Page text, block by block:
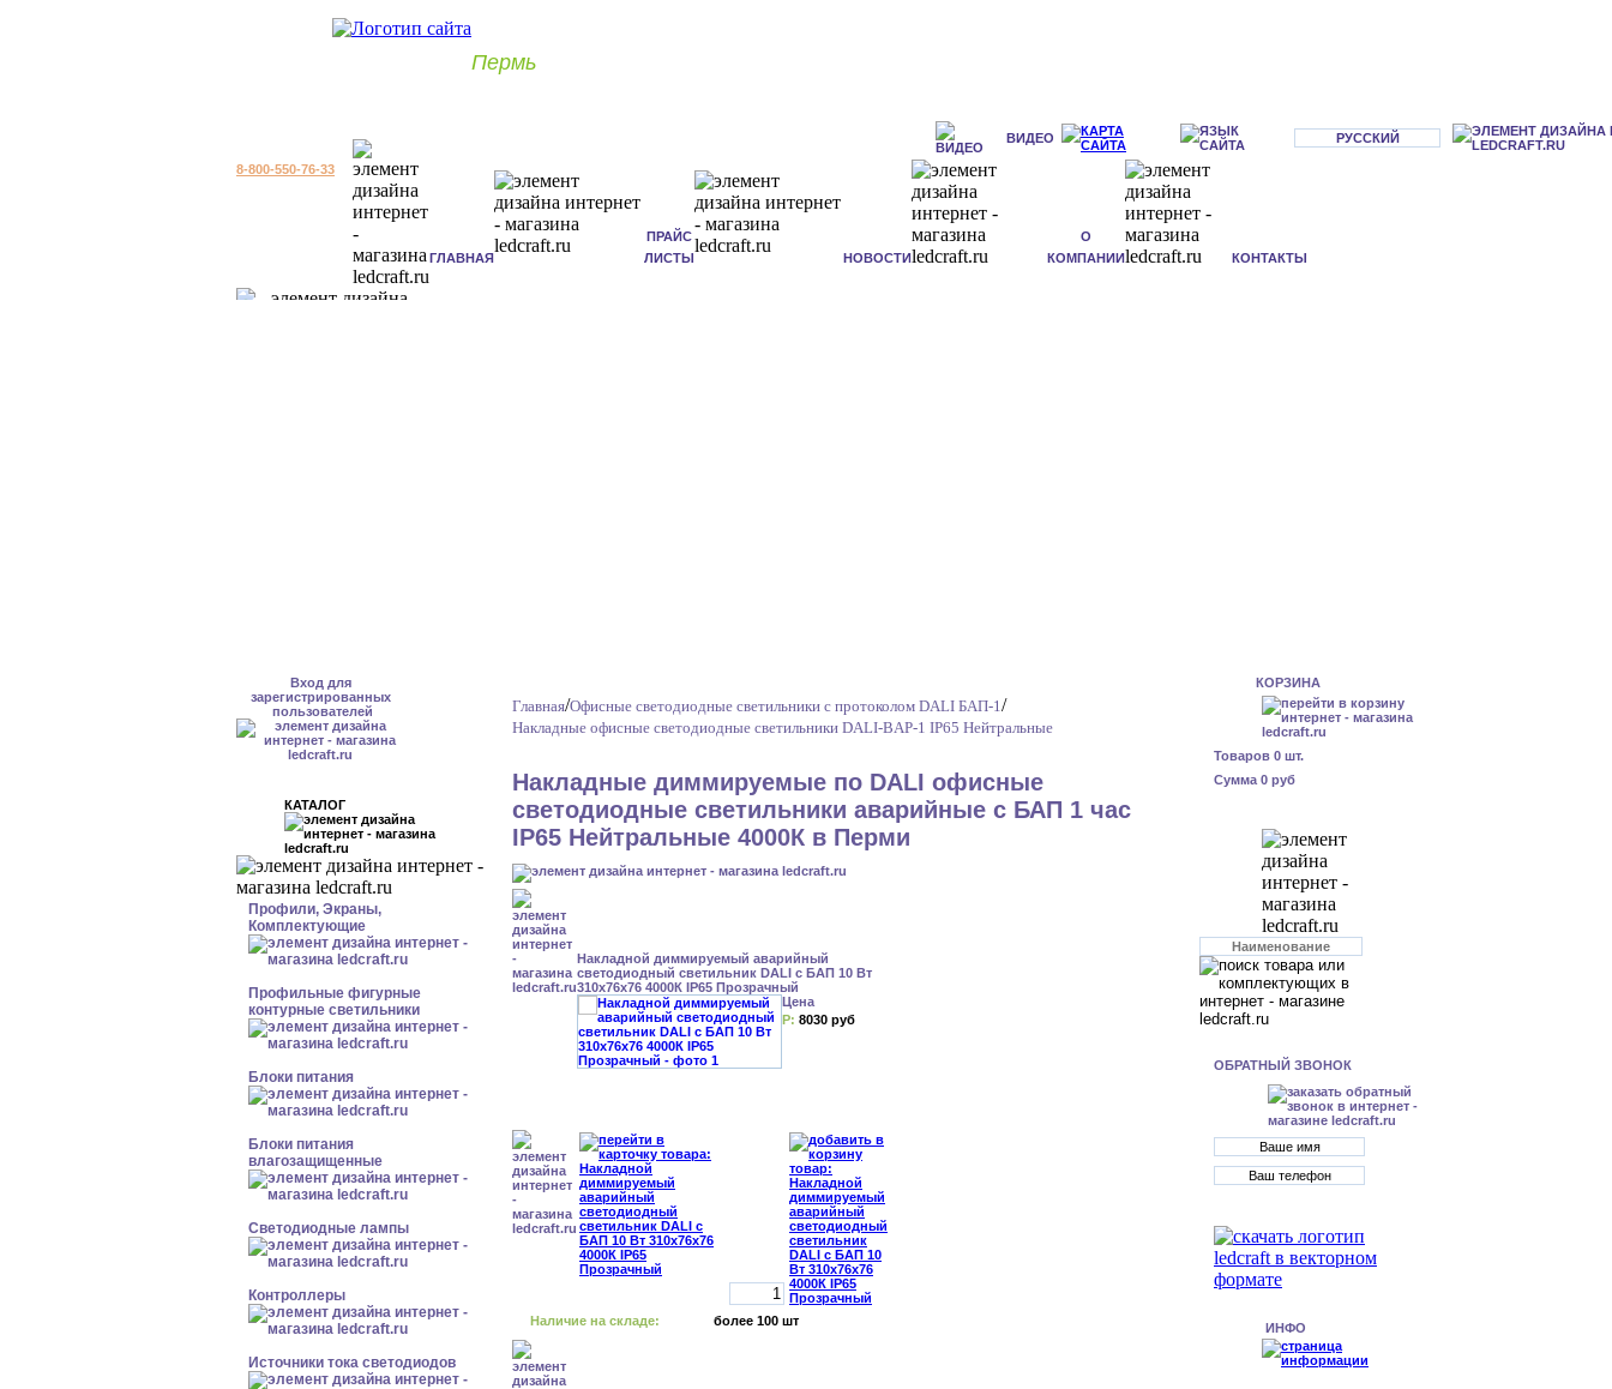
Пермь
ВИДЕО РУССКИЙ
8-800-550-76-33
ГЛАВНАЯ
ПРАЙС
ЛИСТЫ
НОВОСТИ
О
КОМПАНИИ
КОНТАКТЫ
Вход для
зарегистрированных
пользователей
КАТАЛОГ
Профили, Экраны,
Комплектующие
Профильные фигурные
контурные светильники
Блоки питания
Блоки питания
влагозащищенные
Светодиодные лампы
Контроллеры
Источники тока светодиодов
Главная/Офисные светодиодные светильники с протоколом DALI БАП-1/
Накладные офисные светодиодные светильники DALI-BAP-1 IP65 Нейтральные
Накладные диммируемые по DALI офисные
светодиодные светильники аварийные с БАП 1 час
IP65 Нейтральные 4000К в Перми
Накладной диммируемый аварийный
светодиодный светильник DALI с БАП 10 Вт
310x76x76 4000К IP65 Прозрачный
Цена
Р: 8030 руб
Наличие на складе: более 100 шт
КОРЗИНА
Товаров 0 шт.
Сумма 0 руб
ОБРАТНЫЙ ЗВОНОК
ИНФО